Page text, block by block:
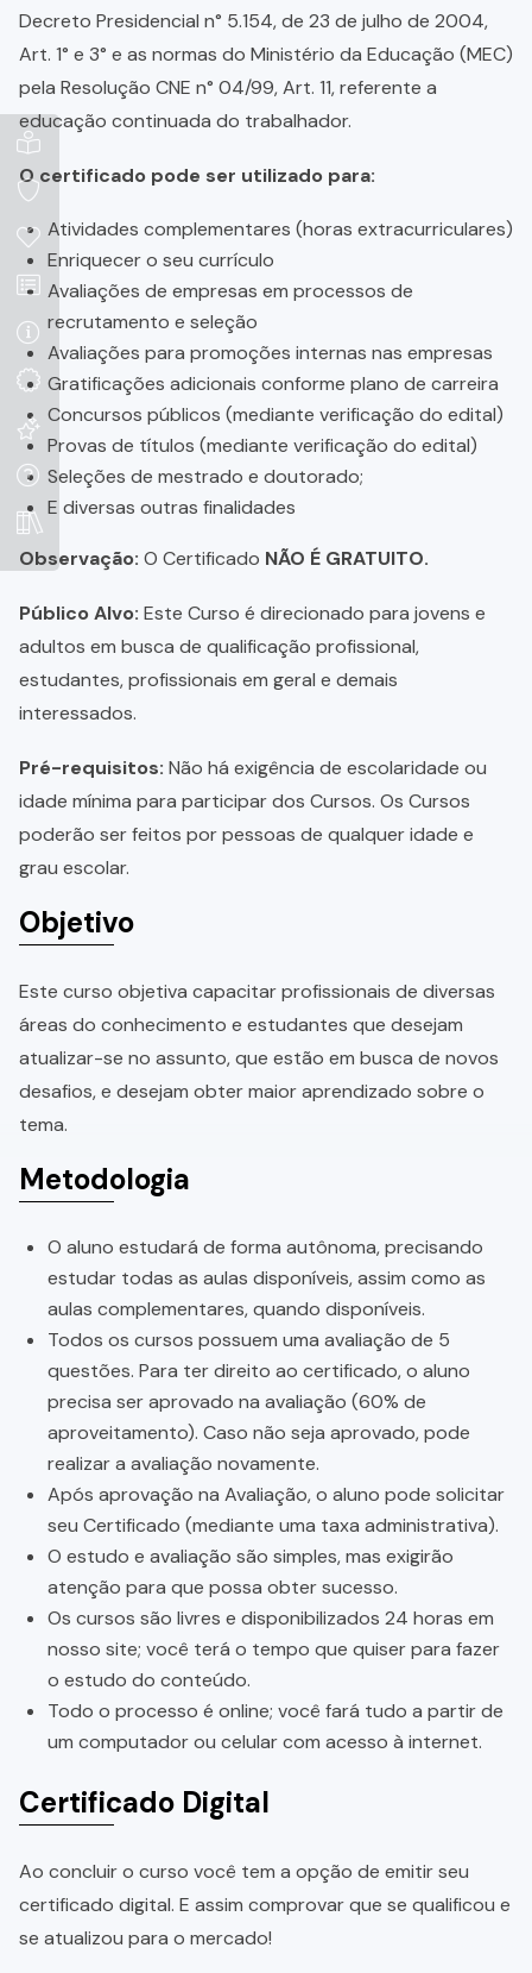
Decreto Presidencial n° 5.154, de 23 de julho de 2004,
Art. 1° e 3° e as normas do Ministério da Educação (MEC)
pela Resolução CNE n° 04/99, Art. 11, referente a
educação continuada do trabalhador.
O certificado pode ser utilizado para:
Atividades complementares (horas extracurriculares)
Enriquecer o seu currículo
Avaliações de empresas em processos de
recrutamento e seleção
Avaliações para promoções internas nas empresas
Gratificações adicionais conforme plano de carreira
Concursos públicos (mediante verificação do edital)
Provas de títulos (mediante verificação do edital)
Seleções de mestrado e doutorado;
E diversas outras finalidades
Observação: O Certificado NÃO É GRATUITO.
Público Alvo: Este Curso é direcionado para jovens e
adultos em busca de qualificação profissional,
estudantes, profissionais em geral e demais
interessados.
Pré-requisitos: Não há exigência de escolaridade ou
idade mínima para participar dos Cursos. Os Cursos
poderão ser feitos por pessoas de qualquer idade e
grau escolar.
Objetivo
Este curso objetiva capacitar profissionais de diversas
áreas do conhecimento e estudantes que desejam
atualizar-se no assunto, que estão em busca de novos
desafios, e desejam obter maior aprendizado sobre o
tema.
Metodologia
O aluno estudará de forma autônoma, precisando
estudar todas as aulas disponíveis, assim como as
aulas complementares, quando disponíveis.
Todos os cursos possuem uma avaliação de 5
questões. Para ter direito ao certificado, o aluno
precisa ser aprovado na avaliação (60% de
aproveitamento). Caso não seja aprovado, pode
realizar a avaliação novamente.
Após aprovação na Avaliação, o aluno pode solicitar
seu Certificado (mediante uma taxa administrativa).
O estudo e avaliação são simples, mas exigirão
atenção para que possa obter sucesso.
Os cursos são livres e disponibilizados 24 horas em
nosso site; você terá o tempo que quiser para fazer
o estudo do conteúdo.
Todo o processo é online; você fará tudo a partir de
um computador ou celular com acesso à internet.
Certificado Digital
Ao concluir o curso você tem a opção de emitir seu
certificado digital. E assim comprovar que se qualificou e
se atualizou para o mercado!